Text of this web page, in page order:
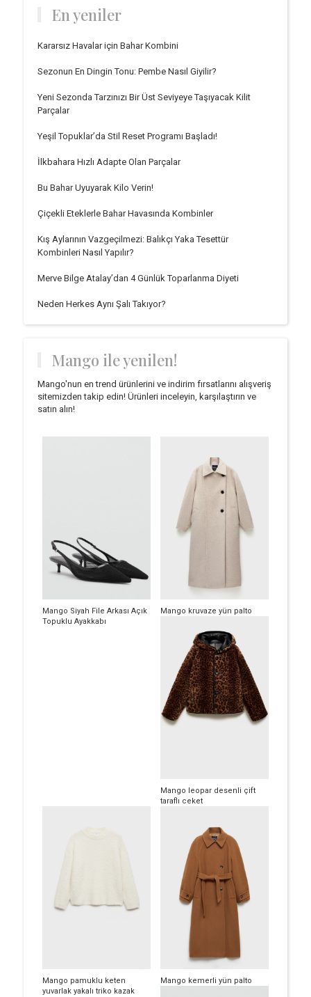
En yeniler
Kararsız Havalar için Bahar Kombini
Sezonun En Dingin Tonu: Pembe Nasıl Giyilir?
Yeni Sezonda Tarzınızı Bir Üst Seviyeye Taşıyacak Kilit
Parçalar
Yeşil Topuklar’da Stil Reset Programı Başladı!
İlkbahara Hızlı Adapte Olan Parçalar
Bu Bahar Uyuyarak Kilo Verin!
Çiçekli Eteklerle Bahar Havasında Kombinler
Kış Aylarının Vazgeçilmezi: Balıkçı Yaka Tesettür
Kombinleri Nasıl Yapılır?
Merve Bilge Atalay’dan 4 Günlük Toparlanma Diyeti
Neden Herkes Aynı Şalı Takıyor?
Mango ile yenilen!
Mango'nun en trend ürünlerini ve indirim fırsatlarını alışveriş
sitemizden takip edin! Ürünleri inceleyin, karşılaştırın ve
satın alın!
Mango Siyah File Arkası Açık
Topuklu Ayakkabı
Mango kruvaze yün palto
Mango leopar desenli çift
taraflı ceket
Mango pamuklu keten
yuvarlak yakalı triko kazak
Mango kemerli yün palto